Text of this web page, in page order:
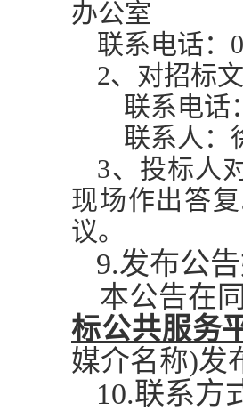
办公室
联系电话：
2、 对招标
联系电话
联系人：
3、投标人
现场作出答
议。
9.发布公
本公告在
标公共服务
媒介名称)发
10.联系方